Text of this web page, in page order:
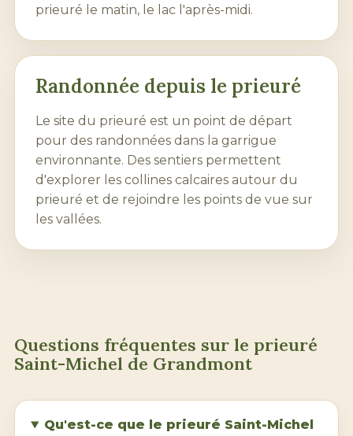
prieuré le matin, le lac l'après-midi.
Randonnée depuis le prieuré
Le site du prieuré est un point de départ
pour des randonnées dans la garrigue
environnante. Des sentiers permettent
d'explorer les collines calcaires autour du
prieuré et de rejoindre les points de vue sur
les vallées.
Questions fréquentes sur le prieuré
Saint-Michel de Grandmont
Qu'est-ce que le prieuré Saint-Michel